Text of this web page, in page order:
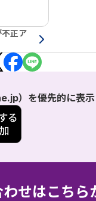
正ア
）を優先的に表示
せはこちら